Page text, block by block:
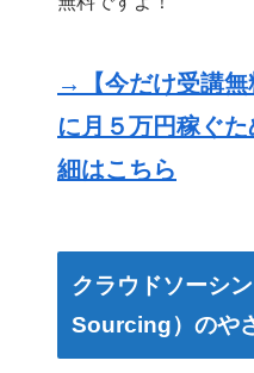
→【今だけ受講無
に月５万円稼ぐ
細はこちら
クラウドソーシ
Sourcing）のや